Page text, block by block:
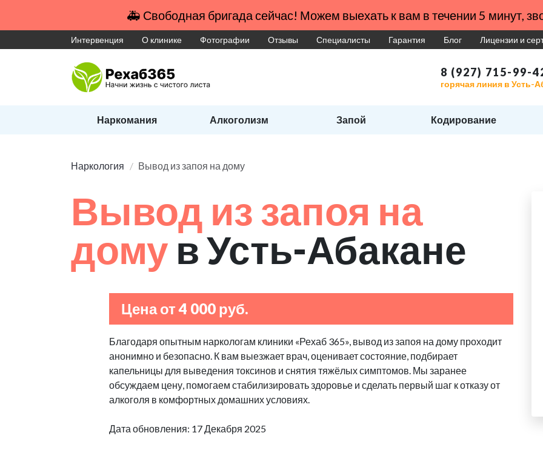
🚑 Свободная бригада сейчас! Можем выехать к вам в течении 5 минут,
Интервенция О клинике Фотографии Отзывы Специалисты Гарантия Блог Лицензии и
8 (927) 715-99-
горячая линия в Усть-
Наркомания Алкоголизм Запой Кодирование
Наркология Вывод из запоя на дому
Вывод из запоя на
дому в Усть-Абакане
Цена от 4 000 руб.
Благодаря опытным наркологам клиники «Рехаб 365», вывод из запоя на дому проходит
анонимно и безопасно. К вам выезжает врач, оценивает состояние, подбирает
капельницы для выведения токсинов и снятия тяжёлых симптомов. Мы заранее
обсуждаем цену, помогаем стабилизировать здоровье и сделать первый шаг к отказу от
алкоголя в комфортных домашних условиях.
Дата обновления: 17 Декабря 2025